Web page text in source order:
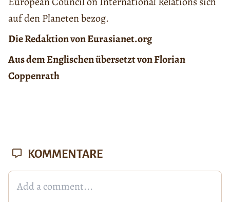
auf den Planeten bezog.
Die Redaktion von Eurasianet.org
Aus dem Englischen übersetzt von Florian
Coppenrath
KOMMENTARE